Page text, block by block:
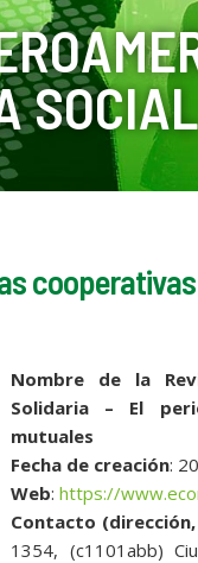
Nombre de la
Solidaria – El
mutuales
Fecha de creación:
Web:https://
Contacto
1354, (c1101abb)